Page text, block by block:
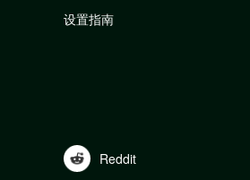
设置指南
Reddit